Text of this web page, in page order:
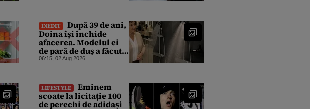
INEDIT
După 39 de ani,
Doina își închide
afacerea. Modelul ei
de pară de duș a făcut
furori în spa-uri și
mers
06:15, 02 Aug 2026
LIFESTYLE
Eminem
scoate la licitație 100
de perechi de adidași